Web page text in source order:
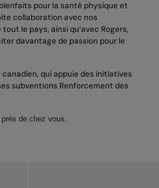
pour la santé physique et
collaboration avec nos
le pays, ainsi qu’avec Rogers,
davantage de passion pour le
qui appuie des initiatives
subventions Renforcement des
de chez vous.